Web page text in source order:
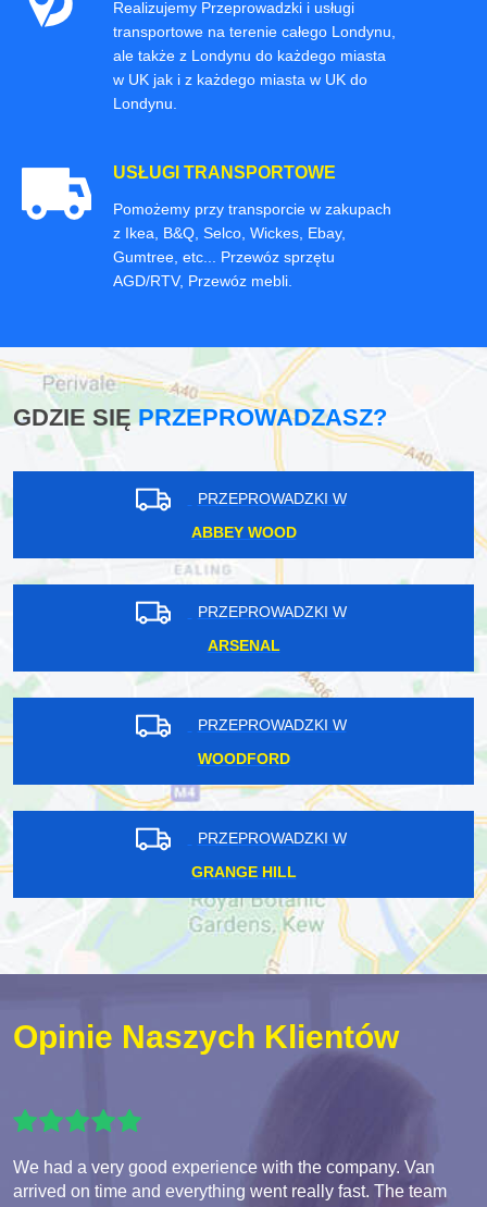
Realizujemy Przeprowadzki i usługi
transportowe na terenie całego Londynu,
ale także z Londynu do każdego miasta
w UK jak i z każdego miasta w UK do
Londynu.
USŁUGI TRANSPORTOWE
Pomożemy przy transporcie w zakupach
z Ikea, B&Q, Selco, Wickes, Ebay,
Gumtree, etc... Przewóz sprzętu
AGD/RTV, Przewóz mebli.
GDZIE SIĘPRZEPROWADZASZ?
PRZEPROWADZKI W
ABBEY WOOD
PRZEPROWADZKI W
ARSENAL
PRZEPROWADZKI W
WOODFORD
PRZEPROWADZKI W
GRANGE HILL
Opinie Naszych Klientów
We had a very good experience with the company. Van
arrived on time and everything went really fast. The team